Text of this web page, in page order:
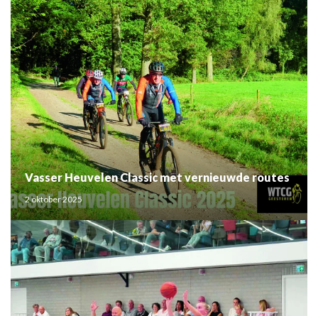
Vasser Heuvelen Classic met vernieuwde routes
2 oktober 2025